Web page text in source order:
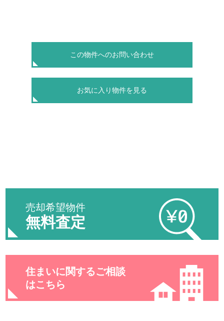
この物件へのお問い合わせ
お気に入り物件を見る
売却希望物件
無料査定
住まいに関するご相談
はこちら